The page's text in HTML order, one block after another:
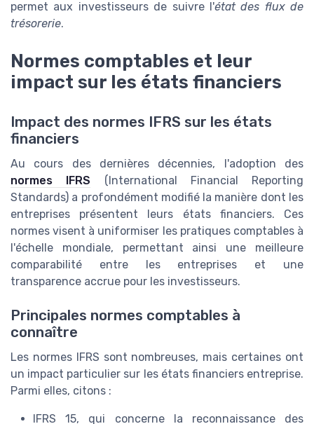
permet aux investisseurs de suivre l'état des flux de
trésorerie.
Normes comptables et leur
impact sur les états financiers
Impact des normes IFRS sur les états
financiers
Au cours des dernières décennies, l'adoption des
normes IFRS (International Financial Reporting
Standards) a profondément modifié la manière dont les
entreprises présentent leurs états financiers. Ces
normes visent à uniformiser les pratiques comptables à
l'échelle mondiale, permettant ainsi une meilleure
comparabilité entre les entreprises et une
transparence accrue pour les investisseurs.
Principales normes comptables à
connaître
Les normes IFRS sont nombreuses, mais certaines ont
un impact particulier sur les états financiers entreprise.
Parmi elles, citons :
IFRS 15, qui concerne la reconnaissance des